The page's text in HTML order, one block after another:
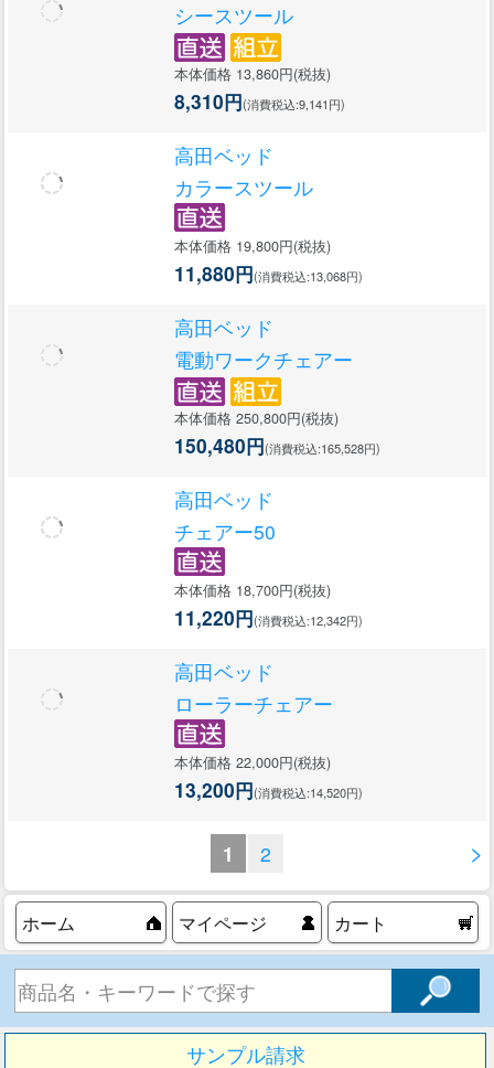
シースツール
本体価格 13,860円(税抜)
8,310円(消費税込:9,141円)
高田ベッド
カラースツール
本体価格 19,800円(税抜)
11,880円(消費税込:13,068円)
高田ベッド
電動ワークチェアー
本体価格 250,800円(税抜)
150,480円(消費税込:165,528円)
高田ベッド
チェアー50
本体価格 18,700円(税抜)
11,220円(消費税込:12,342円)
高田ベッド
ローラーチェアー
本体価格 22,000円(税抜)
13,200円(消費税込:14,520円)
>
1 2
ホーム マイページ カート
サンプル請求